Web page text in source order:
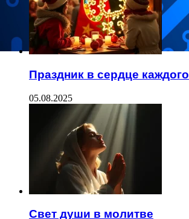
Праздник в сердце каждого
05.08.2025
Свет души в молитве